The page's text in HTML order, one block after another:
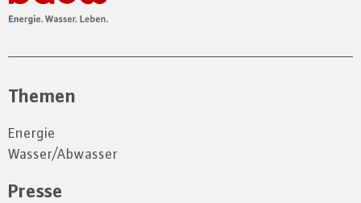
Themen
Energie
Wasser/Abwasser
Presse